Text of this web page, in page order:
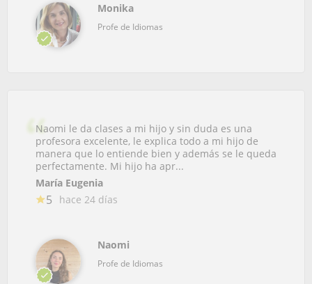
Monika
Profe de Idiomas
Naomi le da clases a mi hijo y sin duda es una
profesora excelente, le explica todo a mi hijo de
manera que lo entiende bien y además se le queda
perfectamente. Mi hijo ha apr...
María Eugenia
5 hace 24 días
Naomi
Profe de Idiomas